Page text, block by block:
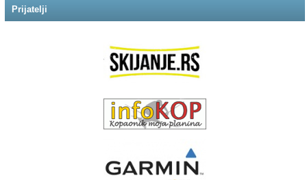
Prijatelji